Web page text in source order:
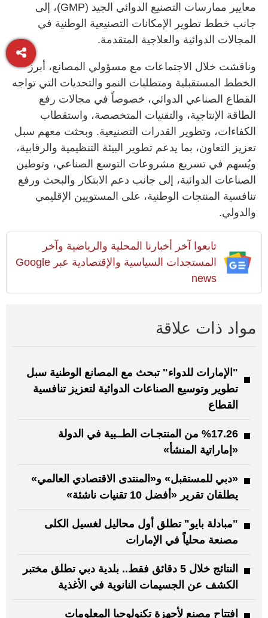
معايير ممارسات التصنيع الدوائي الجيد (GMP)، إلى
جانب خطط تطوير الإمكانات التصنيعية الوطنية في
المجالات الدوائية والعلاجية المتقدمة.
وناقشت خلال الاجتماعات مع مسؤولي المصانع، أبرز
الخطط المستقبلية ومتطلبات النمو والتحديات التي تواجه
القطاع الصناعي الدوائي، خصوصاً في مجالات رفع
الطاقة الإنتاجية، والتقنيات المتخصصة، واستقطاب
الكفاءات، وتطوير القدرات التصنيعية. وبحثت معهم سبل
تعزيز التعاون، بما يدعم تطوير البيئة التنظيمية والرقابية،
ويُسهم في تسريع مشروعات التوسع الصناعي، وتوطين
الصناعات الدوائية، إلى جانب دعم الابتكار والبحث ورفع
تنافسية المنتجات الوطنية، على المستويين الإقليمي
والدولي.
تابعوا آخر أخبارنا المحلية والرياضية وآخر
المستجدات السياسية والإقتصادية عبر Google
news
مواد ذات علاقة
"الإمارات للدواء" تبحث مع المصانع الوطنية سبل
تطوير وتوسيع الصناعات الدوائية لتعزيز تنافسية
القطاع
%17.26 من المنتجـات الطــبية في الدولة
«إماراتية المنشأ»
«دبي للمستقبل» و«المنتدى الاقتصادي العالمي»
يطلقان تقرير «أفضل 10 تقنيات ناشئة»
"مبادلة بايو" تطلق أول محاليل لغسيل الكلى
مصنعة محلياً في الإمارات
النتائج خلال 5 دقائق فقط.. بلدية دبي تطلق مختبر
الكشف عن الجسيمات النانوية في الأغذية
افتتاح مصنع لأجهزة تكنولوجيا المعلومات